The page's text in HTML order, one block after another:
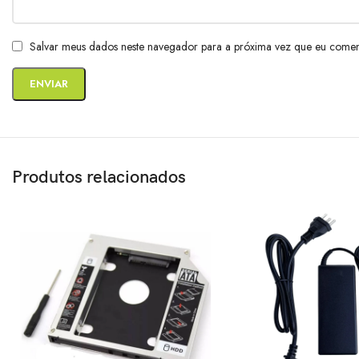
Salvar meus dados neste navegador para a próxima vez que eu
Produtos relacionados